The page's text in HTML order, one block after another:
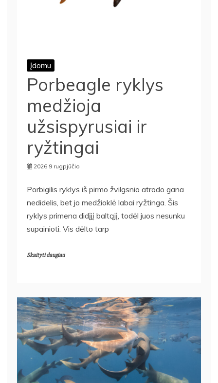
Įdomu
Porbeagle ryklys
medžioja
užsispyrusiai ir
ryžtingai
2026 9 rugpjūčio
Porbigilis ryklys iš pirmo žvilgsnio atrodo gana
nedidelis, bet jo medžioklė labai ryžtinga. Šis
ryklys primena didįjį baltąjį, todėl juos nesunku
supainioti. Vis dėlto tarp
Skaityti daugiau